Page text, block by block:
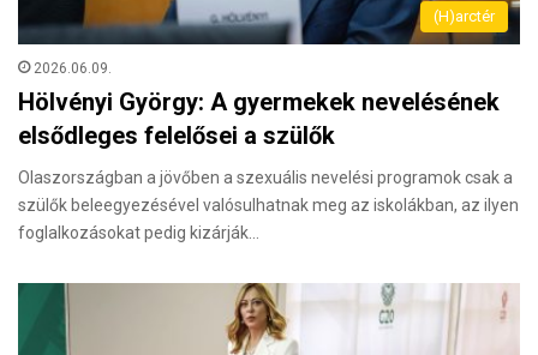
(H)arctér
2026.06.09.
Hölvényi György: A gyermekek nevelésének
elsődleges felelősei a szülők
Olaszországban a jövőben a szexuális nevelési programok csak a
szülők beleegyezésével valósulhatnak meg az iskolákban, az ilyen
foglalkozásokat pedig kizárják…